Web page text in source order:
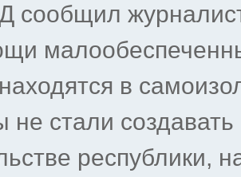
сообщил
в
не стали
республики,